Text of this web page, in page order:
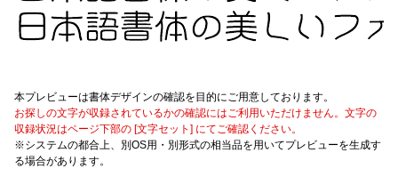
価格帯
リセット 検索
本プレビューは書体デザインの確認を目的にご用意しております。
お探しの文字が収録されているかの確認にはご利用いただけません。文字の
収録状況はページ下部の [文字セット] にてご確認ください。
※システムの都合上、別OS用・別形式の相当品を用いてプレビューを生成す
る場合があります。